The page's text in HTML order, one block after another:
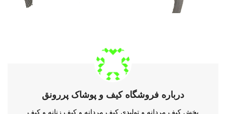
درباره فروشگاه کیف و پوشاک پررونق
پخش کیف مردانه و تولیدی کیف مردانه و کیف زنانه و کیف